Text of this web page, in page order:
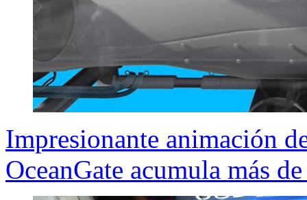
Impresionante animación
OceanGate acumula más